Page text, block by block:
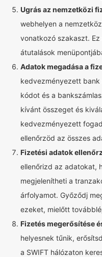
Ugrás az nemzetközi
webhelyen a
vonatkozó szakaszt.
átutalások
Adatok megadása a
kedvezményezett bank
kódot és a
kívánt összeget és
kedvezményezett
ellenőrzöd az összes
Fizetési adatok
ellenőrizd az adatokat,
megjelenítheti a
árfolyamot. Győződj
ezeket, mielőtt
Fizetés megerősítése
helyesnek tűnik,
a SWIFT hálózaton